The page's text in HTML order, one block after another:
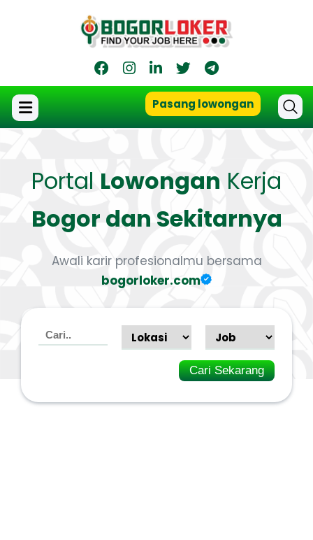
Pasang lowongan
Portal Lowongan Kerja
Bogor dan Sekitarnya
Awali karir profesionalmu bersama
bogorloker.com
Cari Sekarang